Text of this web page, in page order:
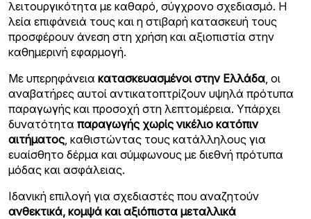
λειτουργικότητα με καθαρό, σύγχρονο σχεδιασμό. Η
λεία επιφάνειά τους και η στιβαρή κατασκευή τους
προσφέρουν άνεση στη χρήση και αξιοπιστία στην
καθημερινή εφαρμογή.
Με υπερηφάνεια κατασκευασμένοι στην Ελλάδα, οι
αναβατήρες αυτοί αντικατοπτρίζουν υψηλά πρότυπα
παραγωγής και προσοχή στη λεπτομέρεια. Υπάρχει
δυνατότητα παραγωγής χωρίς νικέλιο κατόπιν
αιτήματος, καθιστώντας τους κατάλληλους για
ευαίσθητο δέρμα και σύμφωνους με διεθνή πρότυπα
μόδας και ασφάλειας.
Ιδανική επιλογή για σχεδιαστές που αναζητούν
ανθεκτικά, κομψά και αξιόπιστα μεταλλικά